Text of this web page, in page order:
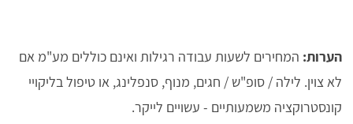
הערות: המחירים לשעות עבודה רגילות ואינם כוללים מע"מ אם
לא צוין. לילה / סופ"ש / חגים, מנוף, סנפלינג, או טיפול בליקויי
קונסטרוקציה משמעותיים - עשויים לייקר.